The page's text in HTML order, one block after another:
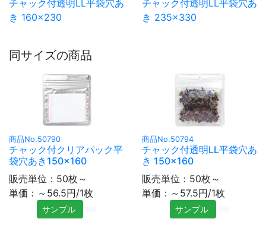
チャック付透明LL平袋穴あ
き 160×230
チャック付透明LL平袋穴あ
き 235×330
同サイズの商品
商品No.50790
チャック付クリアパック平
袋穴あき150×160
販売単位：50枚～
単価：～56.5円/1枚
サンプル
商品No.50794
チャック付透明LL平袋穴あ
き 150×160
販売単位：50枚～
単価：～57.5円/1枚
サンプル